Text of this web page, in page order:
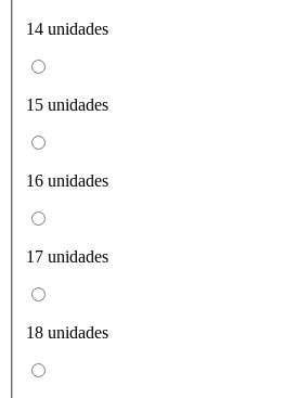
14 unidades
15 unidades
16 unidades
17 unidades
18 unidades